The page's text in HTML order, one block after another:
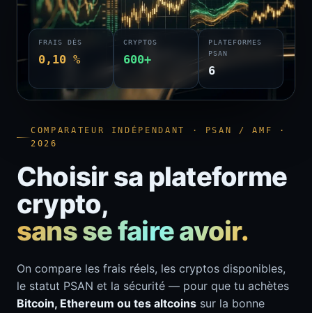
COMPARATEUR INDÉPENDANT · PSAN / AMF ·
2026
Choisir sa plateforme
crypto,
sans se faire avoir.
On compare les frais réels, les cryptos disponibles,
le statut PSAN et la sécurité — pour que tu achètes
Bitcoin, Ethereum ou tes altcoins sur la bonne
FRAIS DÈS
0,10 %
CRYPTOS
600+
PLATEFORMES
PSAN
6